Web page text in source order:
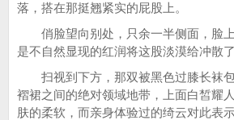
落，搭在那挺翘紧实的屁股上。
俏脸望向别处，只余一半侧面，脸上
是不自然显现的红润将这股淡漠给冲散了
扫视到下方，那双被黑色过膝长袜
褶裙之间的绝对领域地带，上面白皙耀
肤的柔软，而亲身体验过的绮云对此表